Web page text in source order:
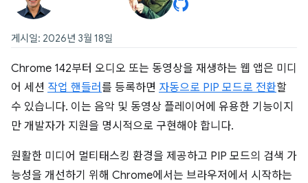
게시일: 2026년 3월 18일
Chrome 142부터 오디오 또는 동영상을 재생하는 웹 앱은 미디
어 세션 작업 핸들러 를 등록하면 자동으로 PIP 모드로 전환할
수 있습니다. 이는 음악 및 동영상 플레이어에 유용한 기능이지
만 개발자가 지원을 명시적으로 구현해야 합니다.
원활한 미디어 멀티태스킹 환경을 제공하고 PIP 모드의 검색 가
능성을 개선하기 위해 Chrome에서는 브라우저에서 시작하는